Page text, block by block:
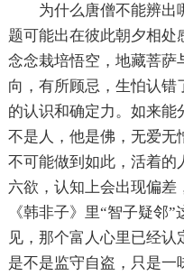
为什么唐僧不能辨出
题可能出在彼此朝夕相
念念栽培悟空，地藏菩萨
向，有所顾忌，生怕认错
的认识和确定力。如来
不是人，他是佛，无爱无
不可能做到如此，活着的
六欲，认知上会出现偏差
《韩非子》里“智子疑邻
见，那个富人心里已经
是不是监守自盗，只是